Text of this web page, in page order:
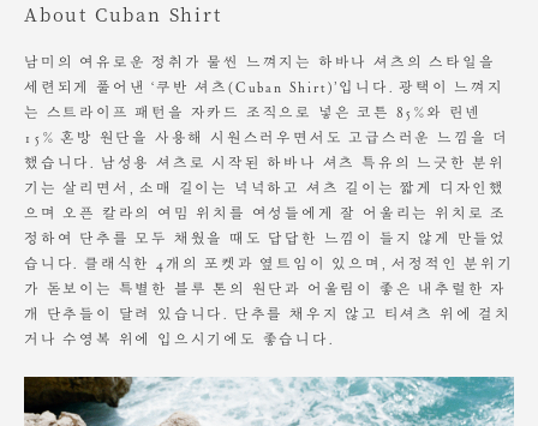
OS 61 44.5
Height 168cm / Waist 23" Slim 55 size.
원단에 직접 다림질 시 변형 가능성 있음. 스팀 다림질 권장
소비자의 부주의로 인한 제품 훼손 및 세탁 잘못으로 인한
변형에 대해서는 보상의 책임을 지지 않습니다.
About Cuban Shirt
남미의 여유로운 정취가 물씬 느껴지는 하바나 셔츠의 스타일을
세련되게 풀어낸 ‘쿠반 셔츠(Cuban Shirt)’입니다. 광택이 느껴지
는 스트라이프 패턴을 자카드 조직으로 넣은 코튼 85%와 린넨
15% 혼방 원단을 사용해 시원스러우면서도 고급스러운 느낌을 더
했습니다. 남성용 셔츠로 시작된 하바나 셔츠 특유의 느긋한 분위
기는 살리면서, 소매 길이는 넉넉하고 셔츠 길이는 짧게 디자인했
으며 오픈 칼라의 여밈 위치를 여성들에게 잘 어울리는 위치로 조
정하여 단추를 모두 채웠을 때도 답답한 느낌이 들지 않게 만들었
습니다. 클래식한 4개의 포켓과 옆트임이 있으며, 서정적인 분위기
가 돋보이는 특별한 블루 톤의 원단과 어울림이 좋은 내추럴한 자
개 단추들이 달려 있습니다. 단추를 채우지 않고 티셔츠 위에 걸치
거나 수영복 위에 입으시기에도 좋습니다.